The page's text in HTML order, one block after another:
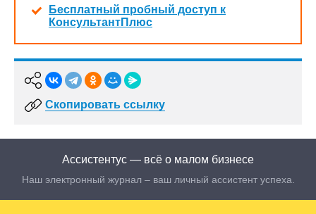
Бесплатный пробный доступ к
КонсультантПлюс
Скопировать ссылку
Ассистентус — всё о малом бизнесе
Наш электронный журнал – ваш личный ассистент успеха.